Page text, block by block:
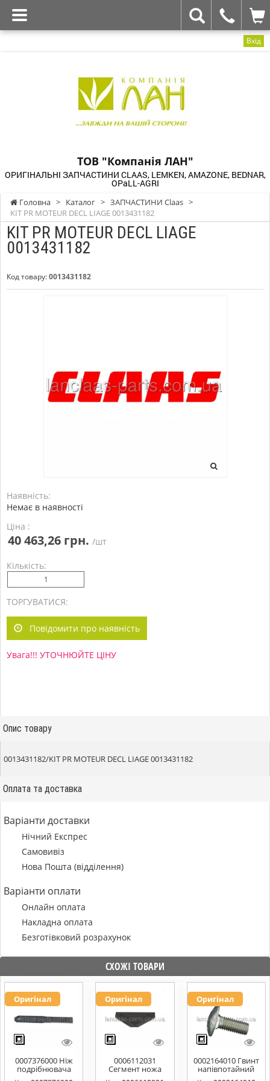
Вхід
ТОВ "Компанія ЛАН"
ОРИГІНАЛЬНІ ЗАПЧАСТИНИ CLAAS, LEMKEN, AMAZONE, BEDNAR,
OPaLL-AGRI
Головна > Каталог > ЗАПЧАСТИНИ Claas >
KIT PR MOTEUR DECL LIAGE 0013431182
KIT PR MOTEUR DECL LIAGE
0013431182
Код товару:0013431182
Наявність:
Немає в наявності
Ціна :
40 463,26 грн. /шт
Кількість:
ТОРГУВАТИСЯ:
Повідомити про наявність
Увага!!! УТОЧНЮЙТЕ ЦІНУ
Опис товару
0013431182/KIT PR MOTEUR DECL LIAGE 0013431182
Оплата та доставка
Варіанти доставки
Нічний Експрес
Самовивіз
Нова Пошта (відділення)
Варіанти оплати
Онлайн оплата
Накладна оплата
Безготівковий розрахунок
СХОЖІ ТОВАРИ
Оригінал
0007376000 Ніж
подрібнювача
соломи,рухомий
Оригінал
0006112031
Сегмент ножа
жатки 611203,
Оригінал
0002164010 Гвинт
напівпотайний
М10х25х20